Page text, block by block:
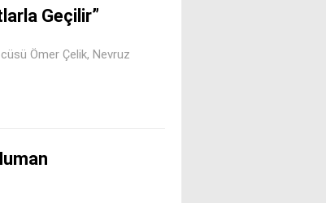
Geçilir”
Ömer Çelik, Nevruz